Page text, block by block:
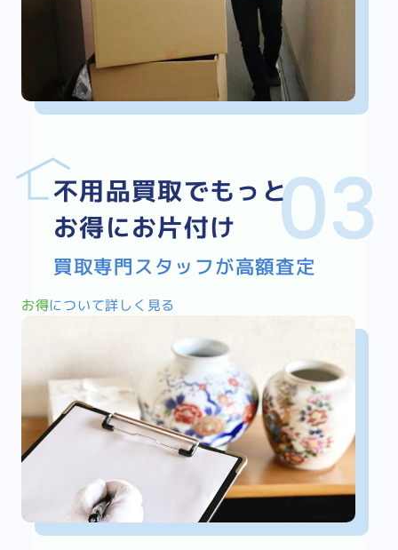
不用品買取でもっと
お得にお片付け
買取専門スタッフが高額査定
お得について詳しく見る